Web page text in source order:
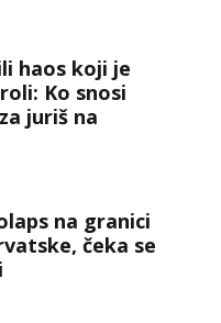
haos koji je
Ko snosi
juriš na
na granici
čeka se